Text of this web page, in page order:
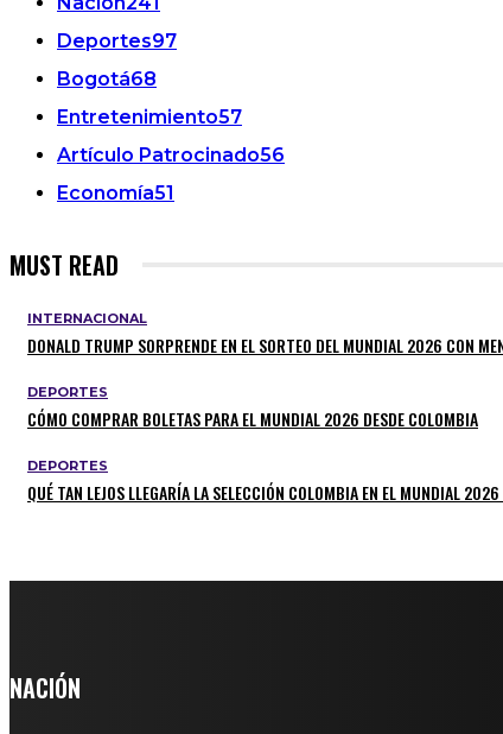
Deportes97
Bogotá68
Entretenimiento57
Artículo Patrocinado56
Economía51
MUST READ
INTERNACIONAL
DONALD TRUMP SORPRENDE EN EL SORTEO DEL MUNDIAL 2026 CON
DEPORTES
CÓMO COMPRAR BOLETAS PARA EL MUNDIAL 2026 DESDE COLOMBIA
DEPORTES
QUÉ TAN LEJOS LLEGARÍA LA SELECCIÓN COLOMBIA EN EL MUNDIAL
NACIÓN